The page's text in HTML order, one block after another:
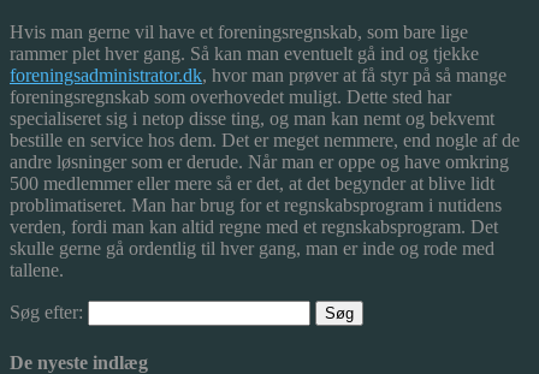
Hvis man gerne vil have et foreningsregnskab, som bare lige
rammer plet hver gang. Så kan man eventuelt gå ind og tjekke
foreningsadministrator.dk, hvor man prøver at få styr på så mange
foreningsregnskab som overhovedet muligt. Dette sted har
specialiseret sig i netop disse ting, og man kan nemt og bekvemt
bestille en service hos dem. Det er meget nemmere, end nogle af de
andre løsninger som er derude. Når man er oppe og have omkring
500 medlemmer eller mere så er det, at det begynder at blive lidt
problimatiseret. Man har brug for et regnskabsprogram i nutidens
verden, fordi man kan altid regne med et regnskabsprogram. Det
skulle gerne gå ordentlig til hver gang, man er inde og rode med
tallene.
Søg efter:
De nyeste indlæg